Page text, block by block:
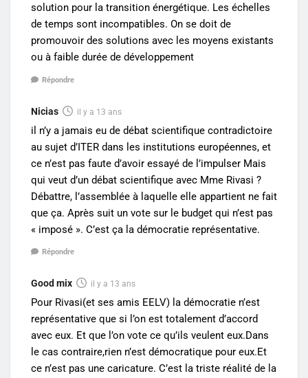
solution pour la transition énergétique. Les échelles
de temps sont incompatibles. On se doit de
promouvoir des solutions avec les moyens existants
ou à faible durée de développement
Répondre
Nicias il y a 13 ans
il n’y a jamais eu de débat scientifique contradictoire
au sujet d’ITER dans les institutions européennes, et
ce n’est pas faute d’avoir essayé de l’impulser Mais
qui veut d’un débat scientifique avec Mme Rivasi ?
Débattre, l’assemblée à laquelle elle appartient ne fait
que ça. Après suit un vote sur le budget qui n’est pas
« imposé ». C’est ça la démocratie représentative.
Répondre
Good mix il y a 13 ans
Pour Rivasi(et ses amis EELV) la démocratie n’est
représentative que si l’on est totalement d’accord
avec eux. Et que l’on vote ce qu’ils veulent eux.Dans
le cas contraire,rien n’est démocratique pour eux.Et
ce n’est pas une caricature. C’est la triste réalité de la